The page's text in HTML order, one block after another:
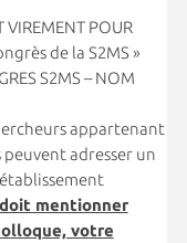
VIREMENT POUR
de la S2MS »
S2MS – NOM
appartenant
adresser un
mentionner
votre